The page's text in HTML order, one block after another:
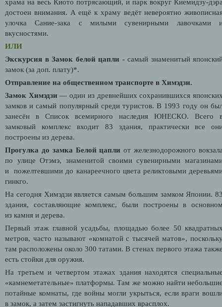
храма на весь Киото потрясающий, и парк вокруг Киемидзу-
достоен внимания. А ещё к храму ведёт невероятно
улочка Сание-зака с милыми сувенирными лавочками
вкусностями.
ИЛИ
Экскурсия в Замок белой цапли - самый знаменитый
замок (за доп. плату)*.
Отправление на общественном транспорте в Химэдзи.
Замок Химэдзи — один из древнейших сохранившихся
замков и самый популярный среди туристов. В 1993 году он
занесён в Список всемирного наследия ЮНЕСКО. Всего
замковый комплекс входит 83 здания, практически все
построены из дерева.
Прогулка до замка Белой цапли от железнодорожного
по улице Отэмэ, знаменитой своими сувенирными
и
пожелтевшими до канареечного цвета реликтовыми
гинкго.
На сегодня Химэдзи является самым большим замком Японии.
здания, составляющие комплекс, были построены в
из камня и дерева.
Первый этаж главной усадьбы, площадью более 50
метров, часто называют «комнатой с тысячей матов»,
там расположены около 300 татами. В стенах первого этажа
есть стойки для оружия.
На третьем и четвертом этажах здания находятся
«камнеметательные» платформы. Там же можно найти
потайные комнаты, где войны могли укрыться, если враги
в замок, а затем застигнуть нападавших врасплох.